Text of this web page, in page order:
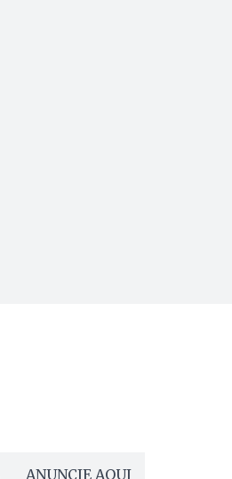
ANUNCIE AQUI